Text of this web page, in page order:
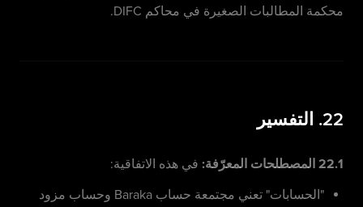
محكمة المطالبات الصغيرة في محاكم DIFC.
22. التفسير
22.1 المصطلحات المعرّفة:
في هذه الاتفاقية:
"الحسابات" تعني مجتمعة حساب Baraka وحساب مزود